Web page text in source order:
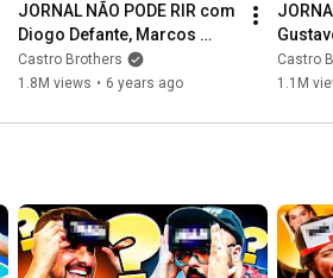
JORNAL NÃO PODE RIR com
Diogo Defante, Marcos
Castro, Luciana D'Aulizio e
Estevam Nabote
Castro Brothers
1.8M views • 6 years ago
Ed
Castro
1.1M